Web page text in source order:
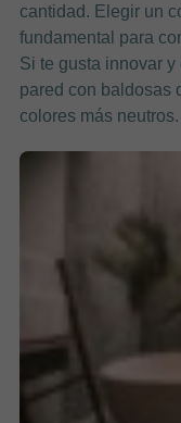
cantidad. Elegir un
fundamental para
Si te gusta innovar
pared con baldosas
colores más